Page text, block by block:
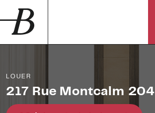
LOUER
217 Rue Montcalm 204